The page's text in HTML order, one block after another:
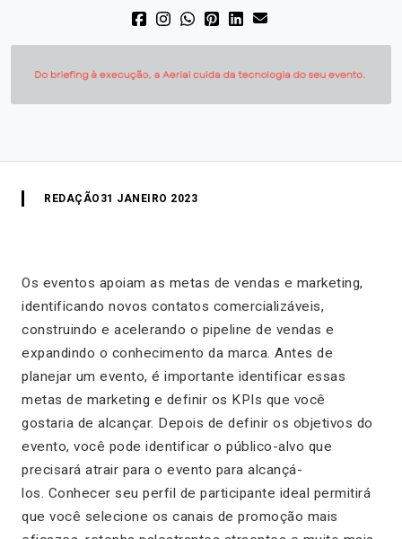
REDAÇÃO 31 JANEIRO 2023
Os eventos apoiam as metas de vendas e marketing,
identificando novos contatos comercializáveis,
construindo e acelerando o pipeline de vendas e
expandindo o conhecimento da marca. Antes de
planejar um evento, é importante identificar essas
metas de marketing e definir os KPIs que você
gostaria de alcançar. Depois de definir os objetivos do
evento, você pode identificar o público-alvo que
precisará atrair para o evento para alcançá-
los. Conhecer seu perfil de participante ideal permitirá
que você selecione os canais de promoção mais